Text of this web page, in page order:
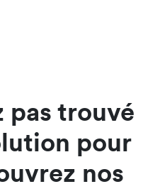
pas trouvé
pour
nos